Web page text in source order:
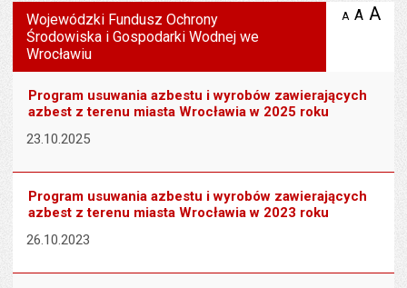
Wyświetlono artykuł "Wojewódzki Fundusz Ochrony Środowiska
Wojewódzki Fundusz Ochrony
Środowiska i Gospodarki Wodnej we
Wrocławiu
A zmniejsz
A A
Program usuwania azbestu i wyrobów zawierających
azbest z terenu miasta Wrocławia w 2025 roku
23.10.2025
Program usuwania azbestu i wyrobów zawierających
azbest z terenu miasta Wrocławia w 2023 roku
26.10.2023